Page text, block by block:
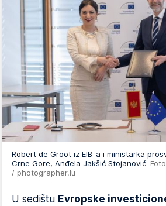
Robert de Groot iz EIB-a i ministarka
Crne Gore, Anđela Jakšić Stojanović
/ photographer.lu
U sedištu Evropske